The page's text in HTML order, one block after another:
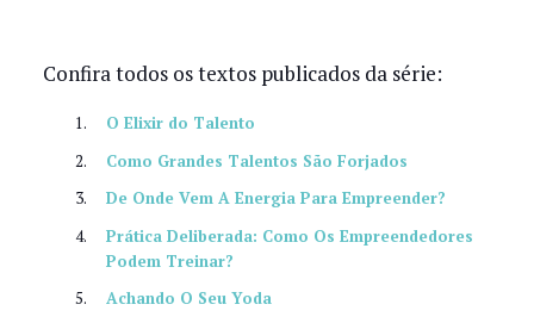
Confira todos os textos publicados da série:
O Elixir do Talento
Como Grandes Talentos São Forjados
De Onde Vem A Energia Para Empreender?
Prática Deliberada: Como Os Empreendedores
Podem Treinar?
Achando O Seu Yoda